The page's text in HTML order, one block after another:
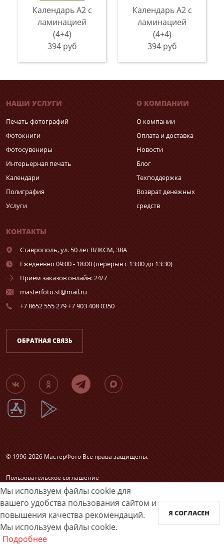
Календарь А2 с
ламинацией
(4+4)
394 руб
Календарь А2 с
ламинацией
(4+4)
394 руб
Мы используем файлы cookie для
вашего удобства пользования сайтом и
повышения качества рекомендаций.
Мы используем файлы cookie.
Подробнее
Я СОГЛАСЕН
НАШИ УСЛУГИ
Печать фотографий
Фотокниги
Фотосувениры
Интерьерная печать
Календари
Полиграфия
Услуги
О КОМПАНИИ
О компании
Оплата и доставка
Новости
Блог
Техподдержка
Возврат денежных
средств
КОНТАКТЫ
Ставрополь,ул. 50 лет ВЛКСМ, 38А
Ежедневно 09:00 - 18:00 (перерыв с 13:00 до 13:30)
Прием заказов онлайн: 24/7
masterfoto.st@mail.ru
+7 8652 555 279 +7 903 408 0350
ОБРАТНАЯ СВЯЗЬ
© 1996-2026 МастерФото Все права защищены.
Пользовательское соглашение
Согласие на обработку персональных данных
Карта сайта
Принимаем к оплате